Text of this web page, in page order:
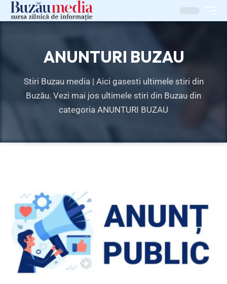
ANUNTURI BUZAU
Stiri Buzau media | Aici gasesti ultimele stiri din
Buzău. Vezi mai jos ultimele stiri din Buzau din
categoria ANUNTURI BUZAU